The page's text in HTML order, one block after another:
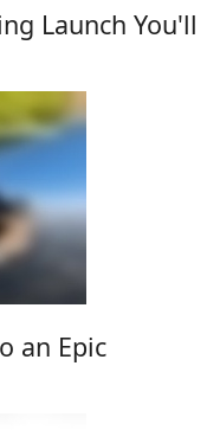
Launch You'll
an Epic